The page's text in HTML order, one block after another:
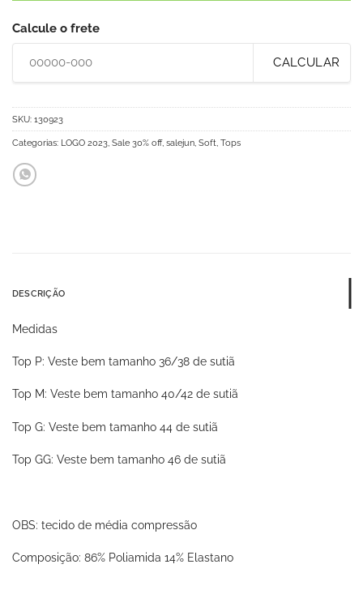
Calcule o frete
CALCULAR
SKU: 130923
Categorias: LOGO 2023, Sale 30% off, salejun, Soft, Tops
DESCRIÇÃO
Medidas
Top P: Veste bem tamanho 36/38 de sutiã
Top M: Veste bem tamanho 40/42 de sutiã
Top G: Veste bem tamanho 44 de sutiã
Top GG: Veste bem tamanho 46 de sutiã
OBS: tecido de média compressão
Composição: 86% Poliamida 14% Elastano